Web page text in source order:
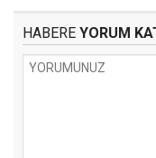
HABERE YORUM